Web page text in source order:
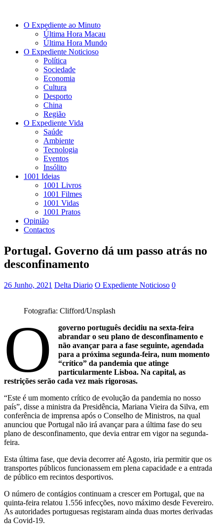
O Expediente ao Minuto
Última Hora Macau
Última Hora Mundo
O Expediente Noticioso
Política
Sociedade
Economia
Cultura
Desporto
China
Região
O Expediente Vida
Saúde
Ambiente
Tecnologia
Eventos
Insólito
1001 Ideias
1001 Livros
1001 Filmes
1001 Vidas
1001 Pratos
Opinião
Contactos
Portugal. Governo dá um passo atrás no
desconfinamento
26 Junho, 2021 Delta Diario O Expediente Noticioso 0
Fotografia: Clifford/Unsplash
O
governo português decidiu na sexta-feira
abrandar o seu plano de desconfinamento e
não avançar para a fase seguinte, agendada
para a próxima segunda-feira, num momento
“crítico” da pandemia que atinge
particularmente Lisboa. Na capital, as
restrições serão cada vez mais rigorosas.
“Este é um momento crítico de evolução da pandemia no nosso
país”, disse a ministra da Presidência, Mariana Vieira da Silva, em
conferência de imprensa após o Conselho de Ministros, na qual
anunciou que Portugal não irá avançar para a última fase do seu
plano de desconfinamento, que devia entrar em vigor na segunda-
feira.
Esta última fase, que devia decorrer até Agosto, iria permitir que os
transportes públicos funcionassem em plena capacidade e a entrada
de público em recintos desportivos.
O número de contágios continuam a crescer em Portugal, que na
quinta-feira relatou 1.556 infecções, novo máximo desde Fevereiro.
As autoridades portuguesas registaram ainda duas mortes derivadas
da Covid-19.